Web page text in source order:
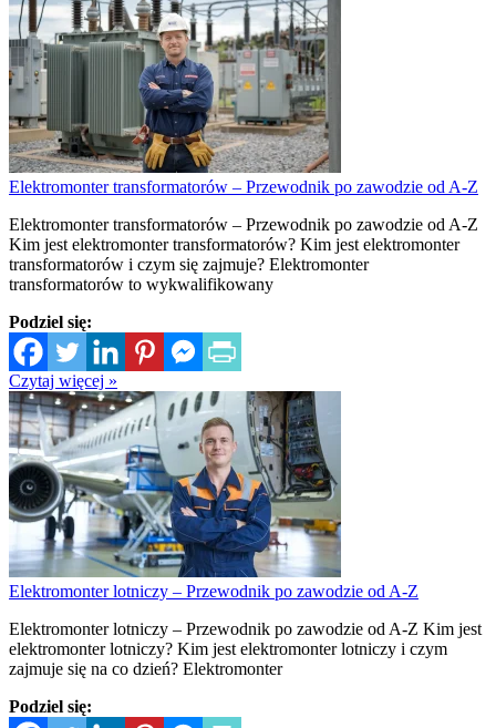
Elektromonter transformatorów – Przewodnik po zawodzie od A-Z
Elektromonter transformatorów – Przewodnik po zawodzie od A-Z
Kim jest elektromonter transformatorów? Kim jest elektromonter
transformatorów i czym się zajmuje? Elektromonter
transformatorów to wykwalifikowany
Podziel się:
Czytaj więcej »
Elektromonter lotniczy – Przewodnik po zawodzie od A-Z
Elektromonter lotniczy – Przewodnik po zawodzie od A-Z Kim jest
elektromonter lotniczy? Kim jest elektromonter lotniczy i czym
zajmuje się na co dzień? Elektromonter
Podziel się: